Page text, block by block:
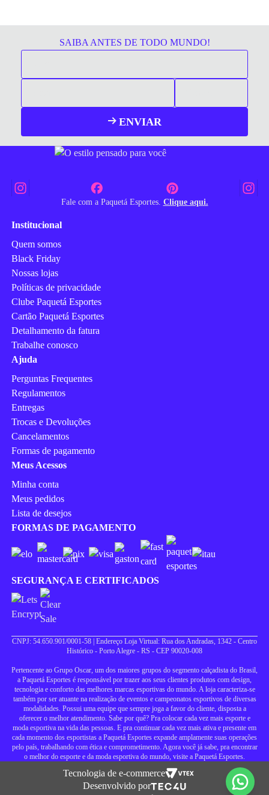
SAIBA ANTES DE TODO MUNDO!
ENVIAR
Fale com a Paquetá Esportes. Clique aqui.
Institucional
Quem somos
Black Friday
Nossas lojas
Políticas de privacidade
Clube Paquetá Esportes
Cartão Paquetá Esportes
Detalhamento da fatura
Trabalhe conosco
Ajuda
Perguntas Frequentes
Regulamentos
Entregas
Trocas e Devoluções
Cancelamentos
Formas de pagamento
Meus Acessos
Minha conta
Meus pedidos
Lista de desejos
FORMAS DE PAGAMENTO
SEGURANÇA E CERTIFICADOS
CNPJ: 54.650.901/0001-58 | Endereço Loja Virtual: Rua dos Andradas, 1342 - Centro
Histórico - Porto Alegre - RS - CEP 90020-008
Pertencente ao Grupo Oscar, um dos maiores grupos do segmento calçadista do Brasil,
a Paquetá Esportes é responsável por trazer aos seus clientes produtos com design,
tecnologia e conforto das melhores marcas esportivas do mundo. A loja caracteriza-se
também por ser atuante na realização de eventos e campeonatos esportivos de diversas
modalidades. Possui uma equipe que sempre joga a favor do cliente, disposta a
oferecer o melhor atendimento. Sabe por quê? Pra colocar cada vez mais esporte e
moda esportiva na vida das pessoas. E pra continuar cada vez mais ativa e presente em
cada momento dos esportistas a Paquetá Esportes expande amplamente suas operações
pelo país, trabalhando com ética e comprometimento. Agora você já sabe, pra encontrar
o melhor do esporte e da moda esportiva do mundo, visite a Paquetá Esportes.
Tecnologia de e-commerce
Desenvolvido por